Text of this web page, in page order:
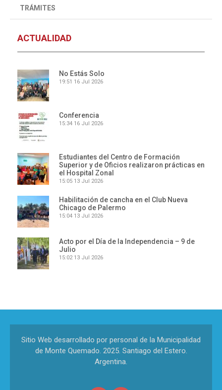
TRÁMITES
ACTUALIDAD
No Estás Solo
19:51 16 Jul 2026
Conferencia
15:34 16 Jul 2026
Estudiantes del Centro de Formación
Superior y de Oficios realizaron prácticas en
el Hospital Zonal
15:05 13 Jul 2026
Habilitación de cancha en el Club Nueva
Chicago de Palermo
15:04 13 Jul 2026
Acto por el Día de la Independencia – 9 de
Julio
15:02 13 Jul 2026
Sitio Web desarrollado por personal de la Municipalidad
de Monte Quemado. 2025. Santiago del Estero.
Argentina.